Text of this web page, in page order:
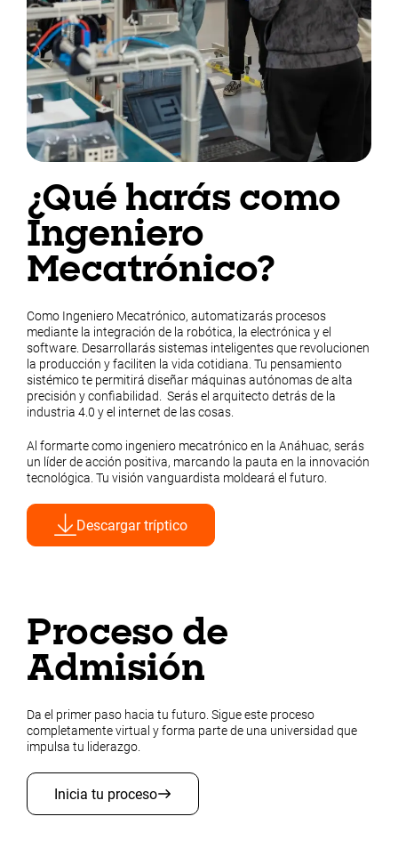
¿Qué harás como
Ingeniero
Mecatrónico?
Como Ingeniero Mecatrónico, automatizarás procesos
mediante la integración de la robótica, la electrónica y el
software. Desarrollarás sistemas inteligentes que revolucionen
la producción y faciliten la vida cotidiana. Tu pensamiento
sistémico te permitirá diseñar máquinas autónomas de alta
precisión y confiabilidad. Serás el arquitecto detrás de la
industria 4.0 y el internet de las cosas.
Al formarte como ingeniero mecatrónico en la Anáhuac, serás
un líder de acción positiva, marcando la pauta en la innovación
tecnológica. Tu visión vanguardista moldeará el futuro.
Descargar tríptico
Proceso de
Admisión
Da el primer paso hacia tu futuro. Sigue este proceso
completamente virtual y forma parte de una universidad que
impulsa tu liderazgo.
Inicia tu proceso